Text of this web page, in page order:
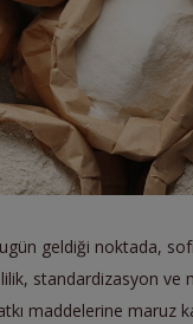
geldiği noktada,
standardizasyon ve
maddelerine maruz